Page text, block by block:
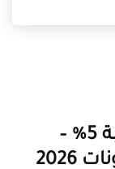
كود خصم تاسومة AT54 بنسبة 5% –